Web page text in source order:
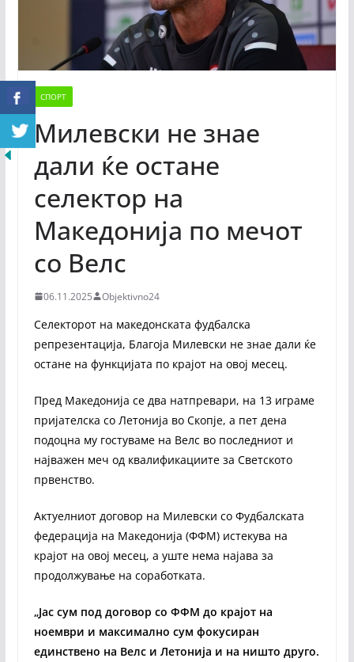
СПОРТ
Милевски не знае
дали ќе остане
селектор на
Македонија по мечот
со Велс
06.11.2025 Objektivno24
Селекторот на македонската фудбалска
репрезентација, Благоја Милевски не знае дали ќе
остане на функцијата по крајот на овој месец.
Пред Македонија се два натпревари, на 13 играме
пријателска со Летонија во Скопје, а пет дена
подоцна му гостуваме на Велс во последниот и
најважен меч од квалификациите за Светското
првенство.
Актуелниот договор на Милевски со Фудбалската
федерација на Македонија (ФФМ) истекува на
крајот на овој месец, а уште нема најава за
продолжување на соработката.
„Јас сум под договор со ФФМ до крајот на
ноември и максимално сум фокусиран
единствено на Велс и Летонија и на ништо друго.